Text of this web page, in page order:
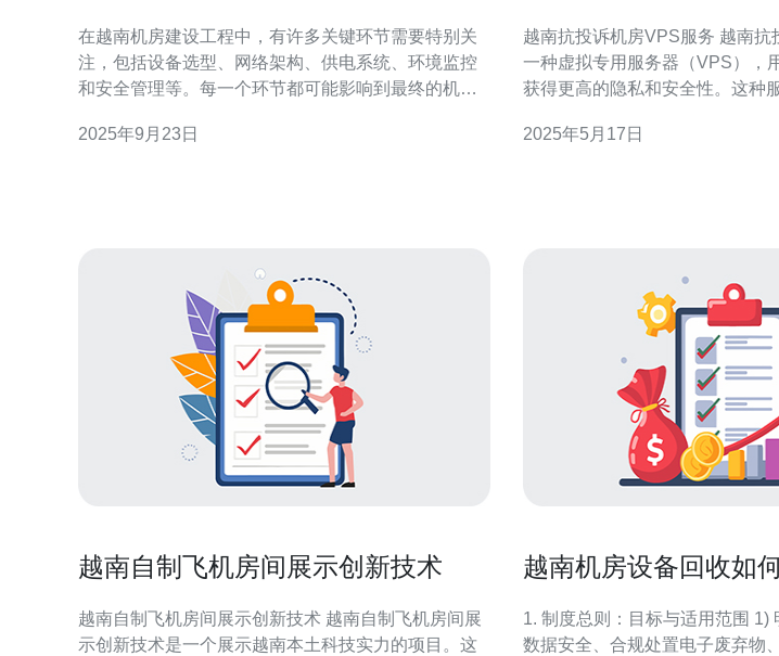
在越南机房建设工程中，有许多关键环节需要特别关
注，包括设备选型、网络架构、供电系统、环境监控
和安全管理等。每一个环节都可能影响到最终的机房
电讯，能有效提升项目的实施效果，确保机房的高效
2025年9月23日
越南抗投诉机房VPS服务 越南抗投诉机房VPS服务是
一种虚拟专用服务器（VPS），
获得更高的隐私和安全性。这种
器，可以模拟独立的物理服务器
2025年5月17日
越南自制飞机房间展示创新技术
越南自制飞机房间展示创新技术 越南自制飞机房间展
示创新技术是一个展示越南本土科技实力的项目。这
越南机房设备回收如
1. 制度总则：目标与适用范围 1)
数据安全、合规处置电子废弃物